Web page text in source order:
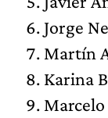
Jorge
Martín
Karina